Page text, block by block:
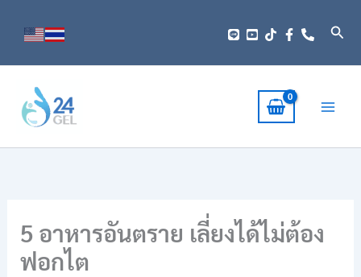
5 อาหารอันตราย เลี่ยงได้ไม่ต้อง
ฟอกไต